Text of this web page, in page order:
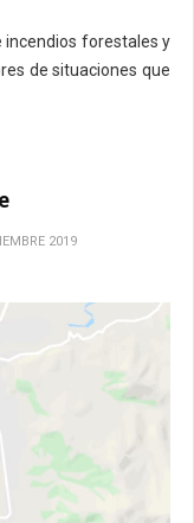
incendios forestales y
de situaciones que
2019